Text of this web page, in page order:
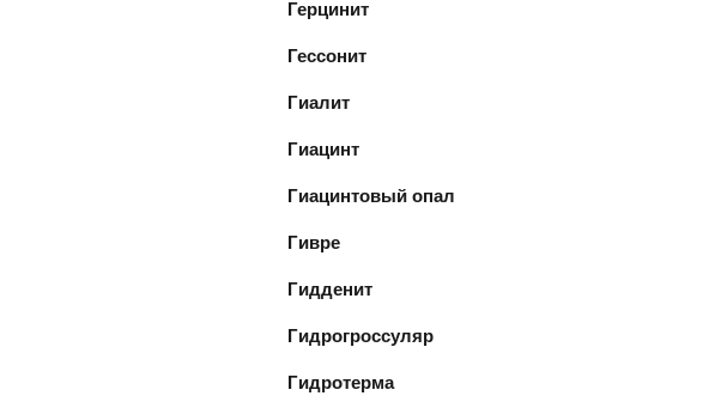
Герцинит
Гессонит
Гиалит
Гиацинт
Гиацинтовый опал
Гивре
Гидденит
Гидрогроссуляр
Гидротерма